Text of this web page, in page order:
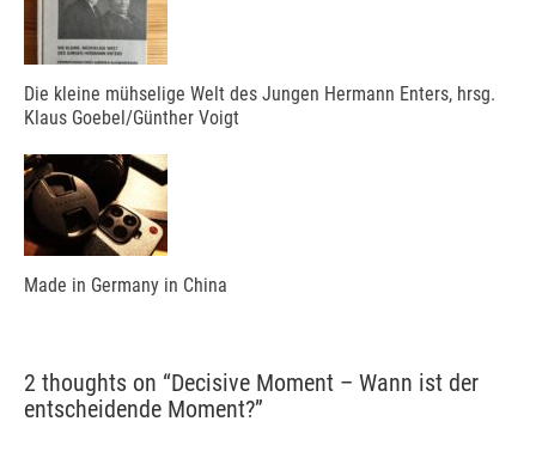
Die kleine mühselige Welt des Jungen Hermann Enters, hrsg.
Klaus Goebel/Günther Voigt
Made in Germany in China
2 thoughts on “Decisive Moment – Wann ist der
entscheidende Moment?”